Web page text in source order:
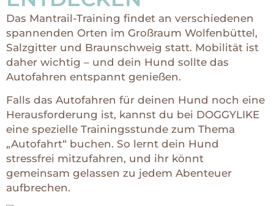
Das Mantrail-Training findet an verschiedenen
spannenden Orten im Großraum Wolfenbüttel,
Salzgitter und Braunschweig statt. Mobilität ist
daher wichtig – und dein Hund sollte das
Autofahren entspannt genießen.
Falls das Autofahren für deinen Hund noch eine
Herausforderung ist, kannst du bei DOGGYLIKE
eine spezielle Trainingsstunde zum Thema
„Autofahrt“ buchen. So lernt dein Hund
stressfrei mitzufahren, und ihr könnt
gemeinsam gelassen zu jedem Abenteuer
aufbrechen.